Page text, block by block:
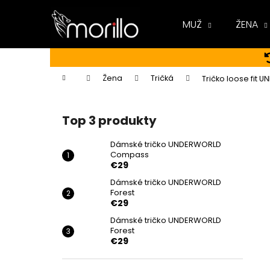
MUŽ ŽENA
Domov Žena Tričká Tričko loose fit
Top 3 produkty
Dámské tričko UNDERWORLD
Compass
€29
Dámské tričko UNDERWORLD
Forest
€29
Dámské tričko UNDERWORLD
Forest
€29
í
Späť
do
obchodu
Späť
do
obchodu
DÁMSKÉ TRIČKO UNDERWORLD